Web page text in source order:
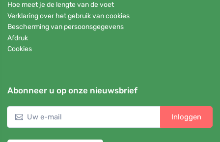
Hoe meet je de lengte van de voet
Verklaring over het gebruik van cookies
Bescherming van persoonsgegevens
Afdruk
Cookies
Abonneer u op onze nieuwsbrief
Inloggen